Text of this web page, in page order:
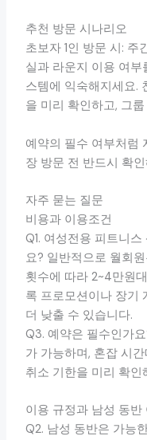
추천 방문 시나리오
초보자 1인 방문 시: 주
실과 라운지 이용 여부
스템에 익숙해지세요.
을 미리 확인하고, 그
예약의 필수 여부처럼
장 방문 전 반드시 확
자주 묻는 질문
비용과 이용조건
Q1. 여성전용 피트니
요? 일반적으로 월회
횟수에 따라 2~4만원
록 프로모션이나 장기
더 낮출 수 있습니다.
Q3. 예약은 필수인가
가 가능하며, 혼잡 시
취소 기한을 미리 확
이용 규정과 남성 동반
Q2. 남성 동반은 가능